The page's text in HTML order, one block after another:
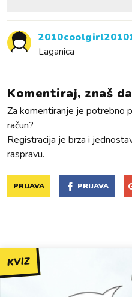
Laganica
Komentiraj, znaš
Za komentiranje je potrebno
račun?
Registracija je brza i
raspravu.
PRIJAVA PRIJAVA
KVIZ